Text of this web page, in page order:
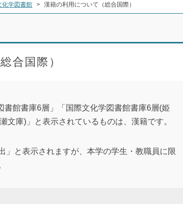
化学図書館 > 漢籍の利用について（総合国際）
合国際）
館書庫6層」「国際文化学図書館書庫6層(姫
文庫)」と表示されているものは、漢籍です。
」と表示されますが、本学の学生・教職員に限